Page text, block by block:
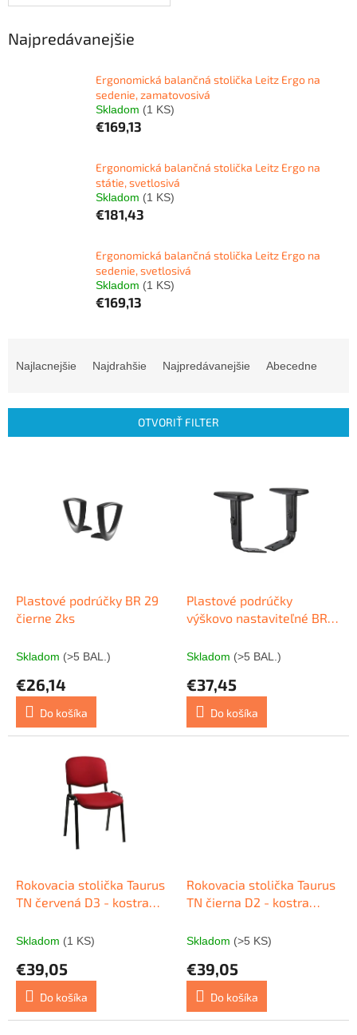
Najpredávanejšie
Ergonomická balančná stolička Leitz Ergo na
sedenie, zamatovosivá
Skladom (1 KS)
€169,13
Ergonomická balančná stolička Leitz Ergo na
státie, svetlosivá
Skladom (1 KS)
€181,43
Ergonomická balančná stolička Leitz Ergo na
sedenie, svetlosivá
Skladom (1 KS)
€169,13
i
Najlacnejšie Najdrahšie Najpredávanejšie Abecedne
OTVORIŤ FILTER
Plastové podrúčky BR 29
čierne 2ks
Skladom (>5 BAL.)
€26,14
Do košíka
Plastové podrúčky
výškovo nastaviteľné BR
Skladom (>5 BAL.)
€37,45
Do košíka
Rokovacia stolička Taurus
TN červená D3 - kostra
Skladom (1 KS)
€39,05
Do košíka
Rokovacia stolička Taurus
TN čierna D2 - kostra
Skladom (>5 KS)
€39,05
Do košíka